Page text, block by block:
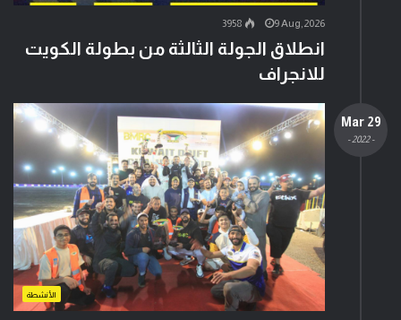
9 Aug,2026
3958
انطلاق الجولة الثالثة من بطولة الكويت
للانجراف
29 Mar
- 2022 -
الأنشطة